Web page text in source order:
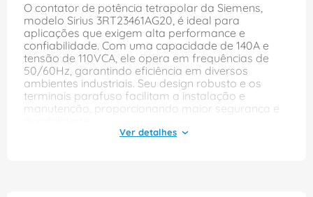
O contator de potência tetrapolar da Siemens,
modelo Sirius 3RT23461AG20, é ideal para
aplicações que exigem alta performance e
confiabilidade. Com uma capacidade de 140A e
tensão de 110VCA, ele opera em frequências de
50/60Hz, garantindo eficiência em diversos
ambientes industriais. Seu design robusto e os
terminais parafuso facilitam a instalação e
manutenção, proporcionando maior segurança e